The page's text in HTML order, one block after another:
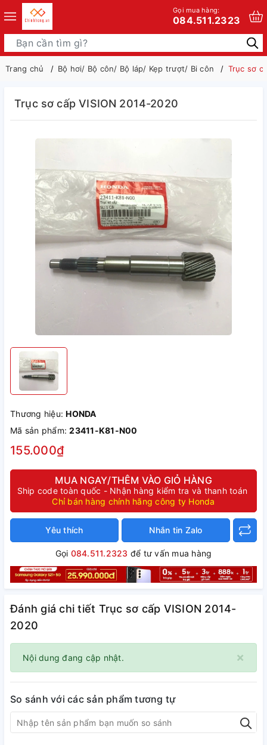
Gọi mua hàng:
084.511.2323
Trang chủ Bộ hơi/ Bộ côn/ Bộ láp/ Kẹp trượt/ Bi côn Trục sơ
Trục sơ cấp VISION 2014-2020
Thương hiệu:HONDA
Mã sản phẩm:23411-K81-N00
155.000₫
MUA NGAY/THÊM VÀO GIỎ HÀNG
Ship code toàn quốc - Nhận hàng kiểm tra và thanh toán
Chỉ bán hàng chính hãng công ty Honda
Yêu thích Nhắn tin Zalo
Gọi 084.511.2323 để tư vấn mua hàng
Đánh giá chi tiết Trục sơ cấp VISION 2014-
2020
×
Nội dung đang cập nhật.
So sánh với các sản phẩm tương tự